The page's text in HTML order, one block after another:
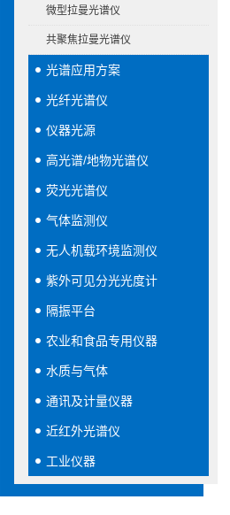
微型拉曼光谱仪
共聚焦拉曼光谱仪
光谱应用方案
光纤光谱仪
仪器光源
高光谱/地物光谱仪
荧光光谱仪
气体监测仪
无人机载环境监测仪
紫外可见分光光度计
隔振平台
农业和食品专用仪器
水质与气体
通讯及计量仪器
近红外光谱仪
工业仪器